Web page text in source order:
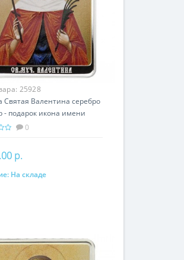
25928
Святая Валентина серебро
- подарок икона имени
0
р.
корзину
На складе